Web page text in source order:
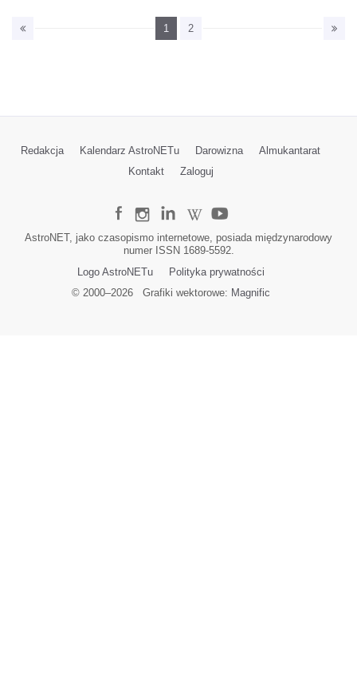
1 2
Redakcja Kalendarz AstroNETu Darowizna
Almukantarat
Kontakt
Zaloguj
AstroNET, jako czasopismo internetowe, posiada międzynarodowy
numer ISSN 1689-5592.
Logo AstroNETu
Polityka prywatności
© 2000–2026Grafiki wektorowe: Magnific